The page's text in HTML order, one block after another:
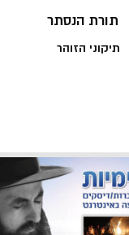
תורת הנסתר
תיקוני הזוהר